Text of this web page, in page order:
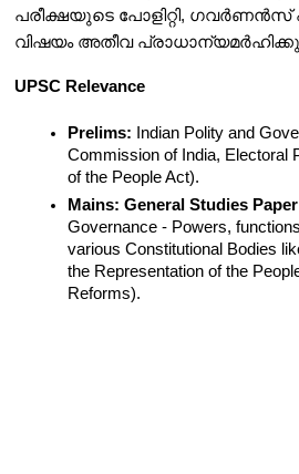
പരീക്ഷയുടെ പോളിറ്റി,
വിഷയം അതീവ
UPSC Relevance
Prelims: Indian Polity and
Commission of India, Electoral
of the People Act).
Mains: General Studies
Governance - Powers,
various Constitutional Bodies
the Representation of the
Reforms).